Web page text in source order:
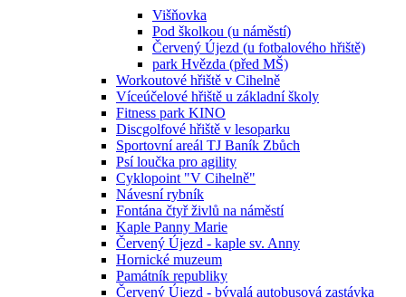
Višňovka
Pod školkou (u náměstí)
Červený Újezd (u fotbalového hřiště)
park Hvězda (před MŠ)
Workoutové hřiště v Cihelně
Víceúčelové hřiště u základní školy
Fitness park KINO
Discgolfové hřiště v lesoparku
Sportovní areál TJ Baník Zbůch
Psí loučka pro agility
Cyklopoint "V Cihelně"
Návesní rybník
Fontána čtyř živlů na náměstí
Kaple Panny Marie
Červený Újezd - kaple sv. Anny
Hornické muzeum
Památník republiky
Červený Újezd - bývalá autobusová zastávka